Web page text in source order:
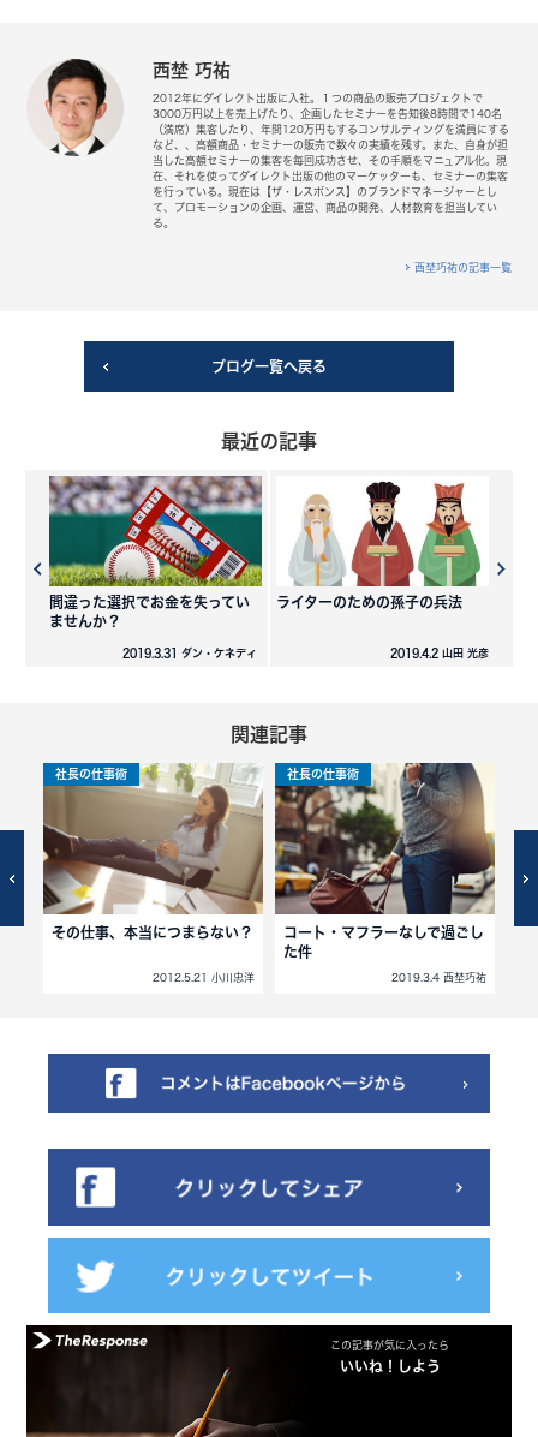
西埜 巧祐
2012年にダイレクト出版に入社。１つの商品の販売プロジェクトで
3000万円以上を売上げたり、企画したセミナーを告知後8時間で140名
（満席）集客したり、年間120万円もするコンサルティングを満員にする
など、、高額商品・セミナーの販売で数々の実績を残す。また、自身が担
当した高額セミナーの集客を毎回成功させ、その手順をマニュアル化。現
在、それを使ってダイレクト出版の他のマーケッターも、セミナーの集客
を行っている。現在は【ザ・レスポンス】のブランドマネージャーとし
て、プロモーションの企画、運営、商品の開発、人材教育を担当してい
る。
西埜巧祐の記事一覧
ブログ一覧へ戻る
最近の記事
間違った選択でお金を失ってい
ませんか？
2019.3.31 ダン・ケネディ
ライターのための孫子の兵法
2019.4.2 山田 光彦
関連記事
社長の仕事術
その仕事、本当につまらない？
2012.5.21 小川忠洋
社長の仕事術
コート・マフラーなしで過ごし
た件
2019.3.4 西埜巧祐
この記事が気に入ったら
いいね！しよう